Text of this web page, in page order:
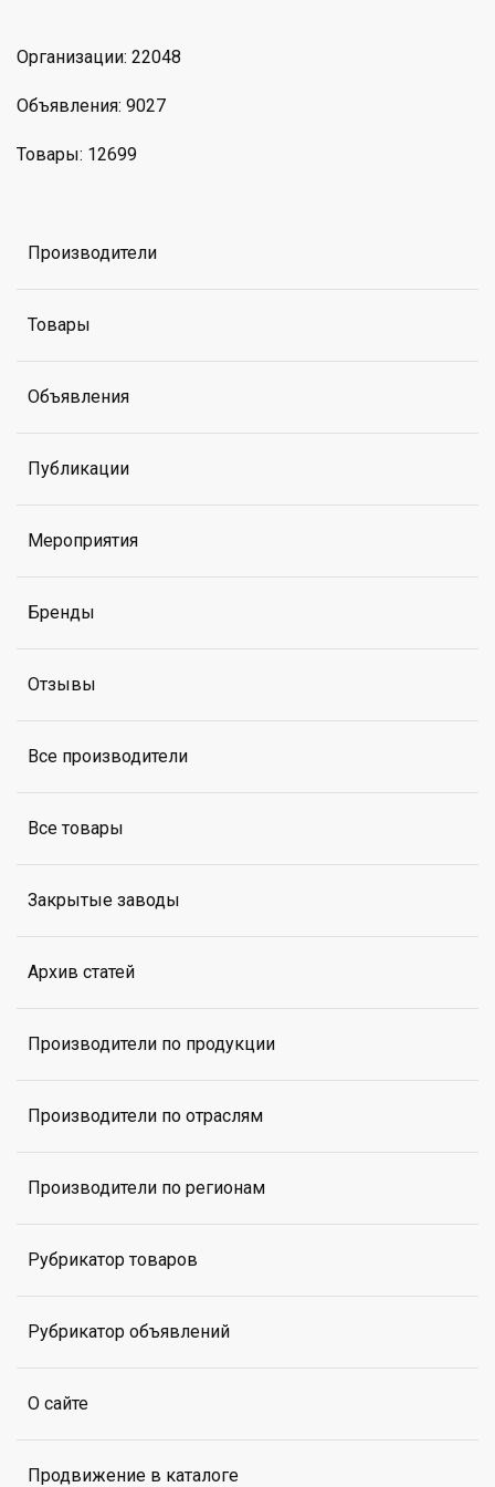
Организации: 22048
Объявления: 9027
Товары: 12699
Производители
Товары
Объявления
Публикации
Мероприятия
Бренды
Отзывы
Все производители
Все товары
Закрытые заводы
Архив статей
Производители по продукции
Производители по отраслям
Производители по регионам
Рубрикатор товаров
Рубрикатор объявлений
О сайте
Продвижение в каталоге